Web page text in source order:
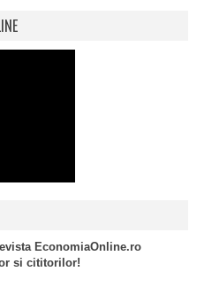
EconomiaOnline.ro
si cititorilor!